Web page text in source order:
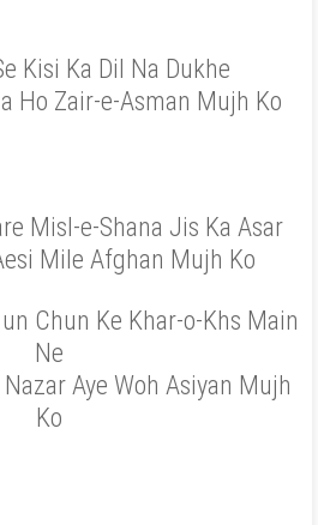
Kisi Ka Dil Na Dukhe
Ho Zair-e-Asman Mujh Ko
Misl-e-Shana Jis Ka Asar
Mile Afghan Mujh Ko
Chun Ke Khar-o-Khs Main
Ne
Aye Woh Asiyan Mujh
Ko